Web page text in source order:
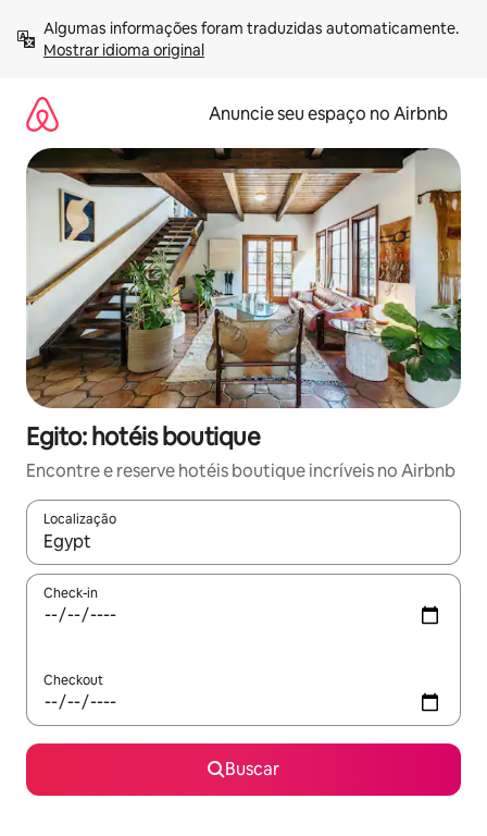
para
Mostrar idioma original
Anuncie seu espaço no Airbnb
Egito: hotéis boutique
Encontre e reserve hotéis boutique incríveis no Airbnb
Localização
Quando os resultados estiverem disponíveis, explore-os
Check-in
Checkout
Buscar